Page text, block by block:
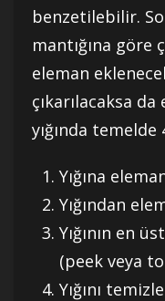
benzetilebilir.
mantığına göre
eleman
çıkarılacaksa
yığında
Yığına
Yığından
Yığının en
(peek veya
Yığını